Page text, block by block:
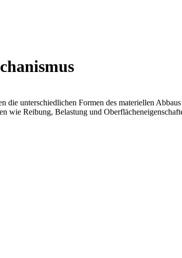
die unterschiedlichen Formen des materiellen
wie Reibung, Belastung und